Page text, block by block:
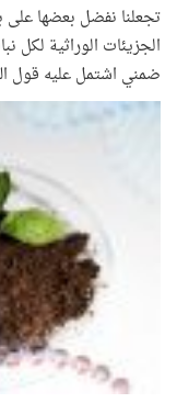
تجعلنا نفضل بعضها
الجزيئات الوراثية لكل
ضمني اشتمل عليه قول